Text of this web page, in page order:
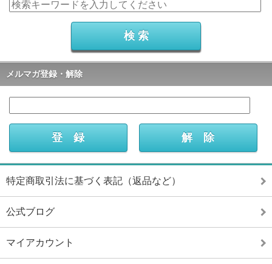
メルマガ登録・解除
特定商取引法に基づく表記（返品など）
公式ブログ
マイアカウント